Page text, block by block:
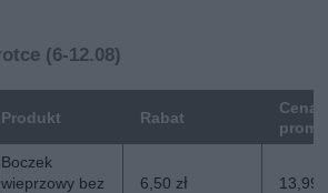
(6-12.08)
Produkt Rabat
Cena
Boczek
wieprzowy bez
6,50 zł 13,99